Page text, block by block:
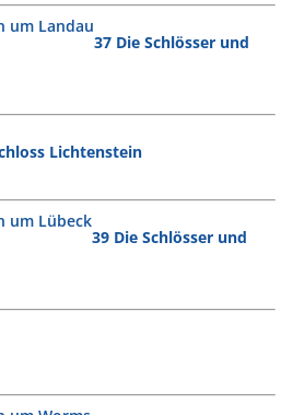
37 Die Schlösser und
Lichtenstein
39 Die Schlösser und